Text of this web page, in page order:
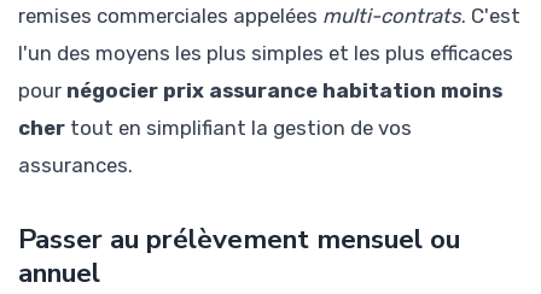
remises commerciales appelées multi-contrats. C'est
l'un des moyens les plus simples et les plus efficaces
pour négocier prix assurance habitation moins
cher tout en simplifiant la gestion de vos
assurances.
Passer au prélèvement mensuel ou
annuel